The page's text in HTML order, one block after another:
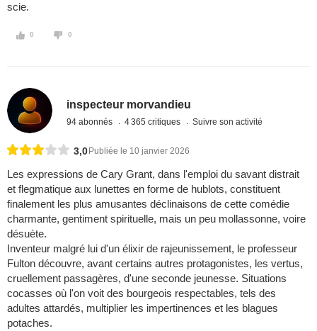
scie.
0 0
inspecteur morvandieu
94 abonnés 4 365 critiques Suivre son activité
3,0 Publiée le 10 janvier 2026
Les expressions de Cary Grant, dans l'emploi du savant distrait
et flegmatique aux lunettes en forme de hublots, constituent
finalement les plus amusantes déclinaisons de cette comédie
charmante, gentiment spirituelle, mais un peu mollassonne, voire
désuète.
Inventeur malgré lui d'un élixir de rajeunissement, le professeur
Fulton découvre, avant certains autres protagonistes, les vertus,
cruellement passagères, d'une seconde jeunesse. Situations
cocasses où l'on voit des bourgeois respectables, tels des
adultes attardés, multiplier les impertinences et les blagues
potaches.